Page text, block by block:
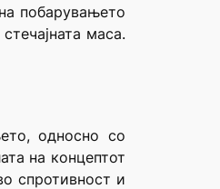
побарувањето
маса.
односно со
на концептот
спротивност и